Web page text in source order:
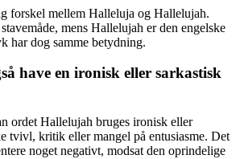
forskel mellem Halleluja og Hallelujah.
mens Hallelujah er den engelske
har dog samme betydning.
have en ironisk eller sarkastisk
ordet Hallelujah bruges ironisk eller
tvivl, kritik eller mangel på entusiasme. Det
noget negativt, modsat den oprindelige